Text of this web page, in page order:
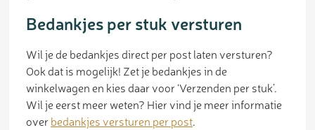
Bedankjes per stuk versturen
Wil je de bedankjes direct per post laten versturen?
Ook dat is mogelijk! Zet je bedankjes in de
winkelwagen en kies daar voor ‘Verzenden per stuk’.
Wil je eerst meer weten? Hier vind je meer informatie
over bedankjes versturen per post.